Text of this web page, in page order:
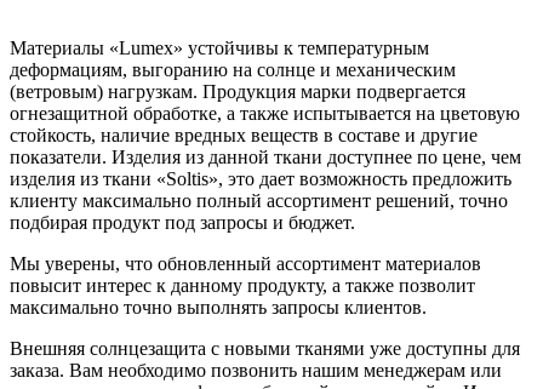
Материалы «Lumex» устойчивы к температурным
деформациям, выгоранию на солнце и механическим
(ветровым) нагрузкам. Продукция марки подвергается
огнезащитной обработке, а также испытывается на цветовую
стойкость, наличие вредных веществ в составе и другие
показатели. Изделия из данной ткани доступнее по цене, чем
изделия из ткани «Soltis», это дает возможность предложить
клиенту максимально полный ассортимент решений, точно
подбирая продукт под запросы и бюджет.
Мы уверены, что обновленный ассортимент материалов
повысит интерес к данному продукту, а также позволит
максимально точно выполнять запросы клиентов.
Внешняя солнцезащита с новыми тканями уже доступны для
заказа. Вам необходимо позвонить нашим менеджерам или